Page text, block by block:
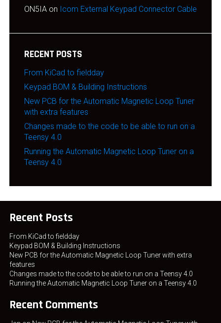
ON5IAon Icom External Keypad Connector Cable
RECENT POSTS
From KiCad to fieldday
Keypad BOM & Building Instructions
New PCB for the Automatic Magnetic Loop Tuner
with extra features
Changes made to the code to be able to run on a
Teensy 4.0
Running the Automatic Magnetic Loop Tuner on a
Teensy 4.0
Recent Posts
From KiCad to fieldday
Keypad BOM & Building Instructions
New PCB for the Automatic Magnetic Loop Tuner with extra
features
Changes made to the code to be able to run on a Teensy 4.0
Running the Automatic Magnetic Loop Tuner on a Teensy 4.0
Recent Comments